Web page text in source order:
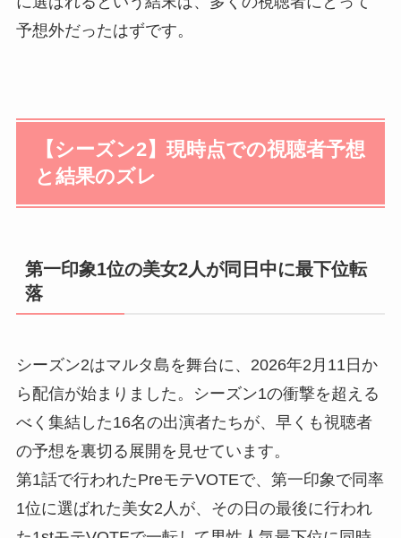
予想外だったはずです。
【シーズン2】現時点での視聴者予想
と結果のズレ
第一印象1位の美女2人が同日中に最下位転
落
シーズン2はマルタ島を舞台に、2026年2月11日か
ら配信が始まりました。シーズン1の衝撃を超える
べく集結した16名の出演者たちが、早くも視聴者
の予想を裏切る展開を見せています。
第1話で行われたPreモテVOTEで、第一印象で同率
1位に選ばれた美女2人が、その日の最後に行われ